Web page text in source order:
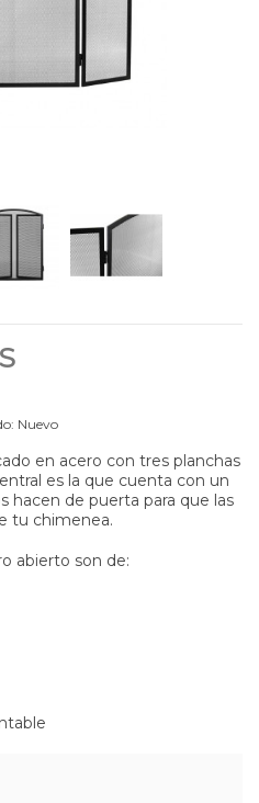
Nuevo
en acero con tres planchas
es la que cuenta con un
hacen de puerta para que las
tu chimenea.
abierto son de: